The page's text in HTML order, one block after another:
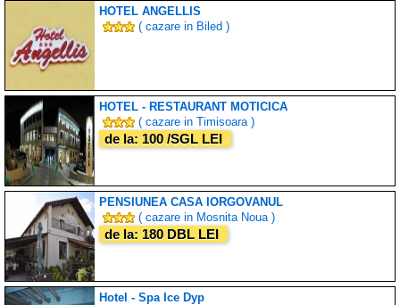
HOTEL ANGELLIS
( cazare in Biled )
HOTEL - RESTAURANT MOTICICA
( cazare in Timisoara )
de la: 100 /SGL LEI
PENSIUNEA CASA IORGOVANUL
( cazare in Mosnita Noua )
de la: 180 DBL LEI
Hotel - Spa Ice Dyp